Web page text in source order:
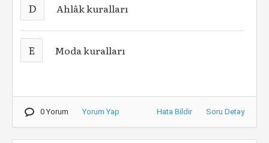
D Ahlâk kuralları
E Moda kuralları
0 Yorum Yorum Yap Hata Bildir Soru Detay